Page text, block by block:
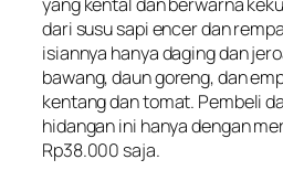
dari susu sapi encer dan
isiannya hanya daging dan
bawang, daun goreng, dan
kentang dan tomat. Pembeli
hidangan ini hanya dengan
Rp38.000 saja.